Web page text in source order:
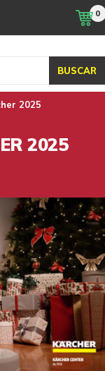
BUSCAR
0
2025
2025